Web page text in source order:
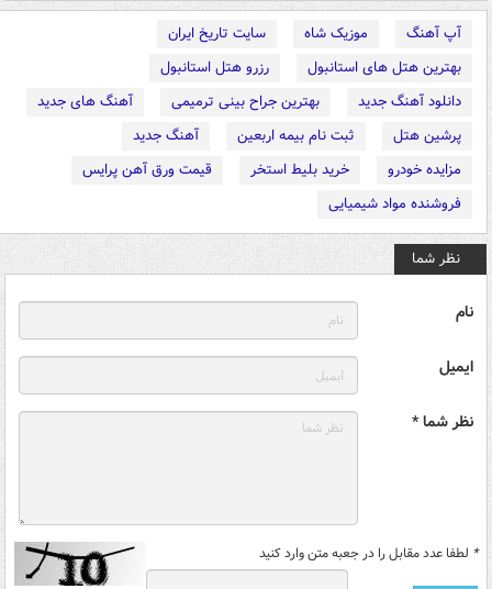
آپ آهنگ موزیک شاه
سایت تاریخ ایران
بهترین هتل های استانبول
رزرو هتل استانبول
دانلود آهنگ جدید
بهترین جراح بینی ترمیمی
آهنگ های جدید
پرشین هتل
ثبت نام بیمه اربعین
آهنگ جدید
مزایده خودرو
خرید بلیط استخر
قیمت ورق آهن پرایس
فروشنده مواد شیمیایی
نظر شما
نام
ایمیل
نظر شما *
* لطفا عدد مقابل را در جعبه متن وارد کنید